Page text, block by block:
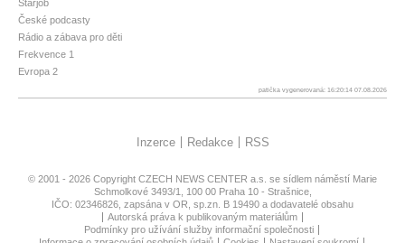
Starjob
České podcasty
Rádio a zábava pro děti
Frekvence 1
Evropa 2
patička vygenerovaná: 16:20:14 07.08.2026
Inzerce Redakce RSS
© 2001 - 2026 Copyright CZECH NEWS CENTER a.s. se sídlem náměstí Marie
Schmolkové 3493/1, 100 00 Praha 10 - Strašnice,
IČO: 02346826, zapsána v OR, sp.zn. B 19490 a dodavatelé obsahu
Autorská práva k publikovaným materiálům
Podmínky pro užívání služby informační společnosti